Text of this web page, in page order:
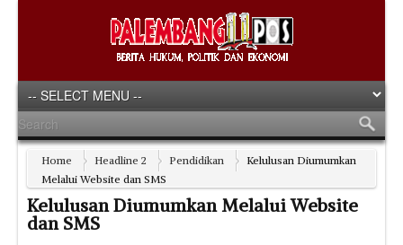
Home Headline 2 Pendidikan
Kelulusan Diumumkan
Melalui Website dan SMS
Kelulusan Diumumkan Melalui Website
dan SMS